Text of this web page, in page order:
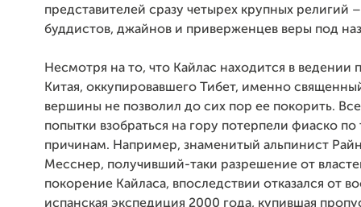
представителей сразу четырех крупных религий
буддистов, джайнов и приверженцев веры под
Несмотря на то, что Кайлас находится в ведении
Китая, оккупировавшего Тибет, именно
вершины не позволил до сих пор ее покорить.
попытки взобраться на гору потерпели фиаско
причинам. Например, знаменитый альпинист
Месснер, получивший-таки разрешение от
покорение Кайласа, впоследствии отказался от
испанская экспедиция 2000 года, купившая